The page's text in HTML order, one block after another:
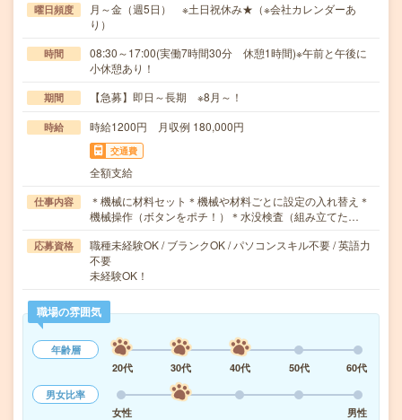
曜日頻度
月～金（週5日） ※土日祝休み★（※会社カレンダーあ
り）
時間
08:30～17:00(実働7時間30分 休憩1時間)※午前と午後に
小休憩あり！
期間 【急募】即日～長期 ※8月～！
時給 時給1200円 月収例 180,000円
交通費
全額支給
仕事内容
＊機械に材料セット＊機械や材料ごとに設定の入れ替え＊
機械操作（ボタンをポチ！）＊水没検査（組み立てた…
応募資格
職種未経験OK / ブランクOK / パソコンスキル不要 / 英語力
不要
未経験OK！
職場の雰囲気
年齢層
20代
30代 40代 50代
60代
男女比率
女性
男性